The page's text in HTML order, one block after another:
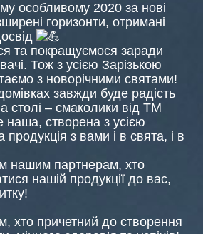
особливому 2020 за нові
горизонти, отримані
та покращуємося заради
Тож з усією Зарізькою
з новорічними святами!
завжди буде радість
столі – смаколики від ТМ
наша, створена з усією
з вами і в свята, і в
нашим партнерам, хто
нашій продукції до вас,
хто причетний до створення